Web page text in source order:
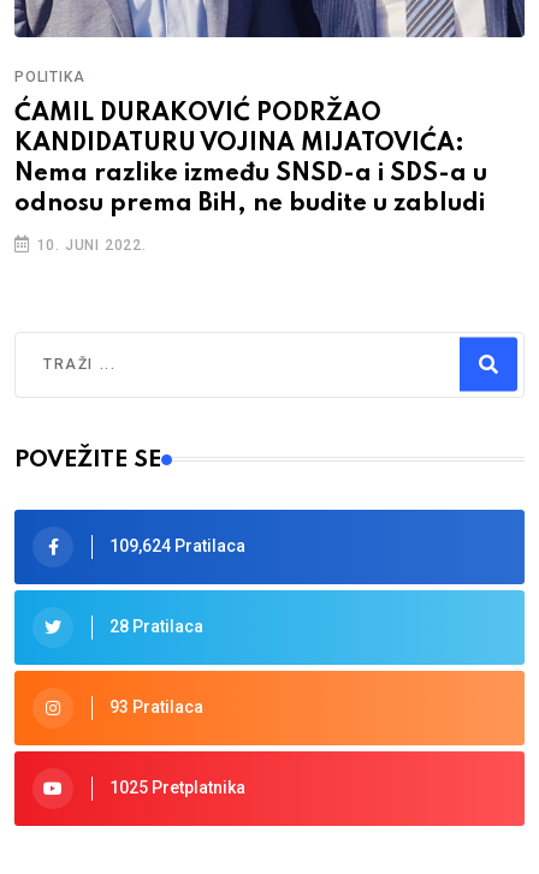
POLITIKA
ĆAMIL DURAKOVIĆ PODRŽAO
KANDIDATURU VOJINA MIJATOVIĆA:
Nema razlike između SNSD-a i SDS-a u
odnosu prema BiH, ne budite u zabludi
10. JUNI 2022.
Type 2 or more characters for results.
POVEŽITE SE
109,624 Pratilaca
28 Pratilaca
93 Pratilaca
1025 Pretplatnika